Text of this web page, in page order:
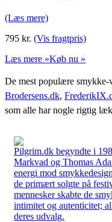
(Læs mere)
795 kr. (Vis fragtpris)
Læs mere »Køb nu »
De mest populære
Brodersens.dk,
som alle har nogle rigtig
Pilgrim.dk begyndte i
Markvad og Thomas
energi mod
de primært solgte på
mennesker skabte de
intimitet og autenticitet;
deres udvalg.